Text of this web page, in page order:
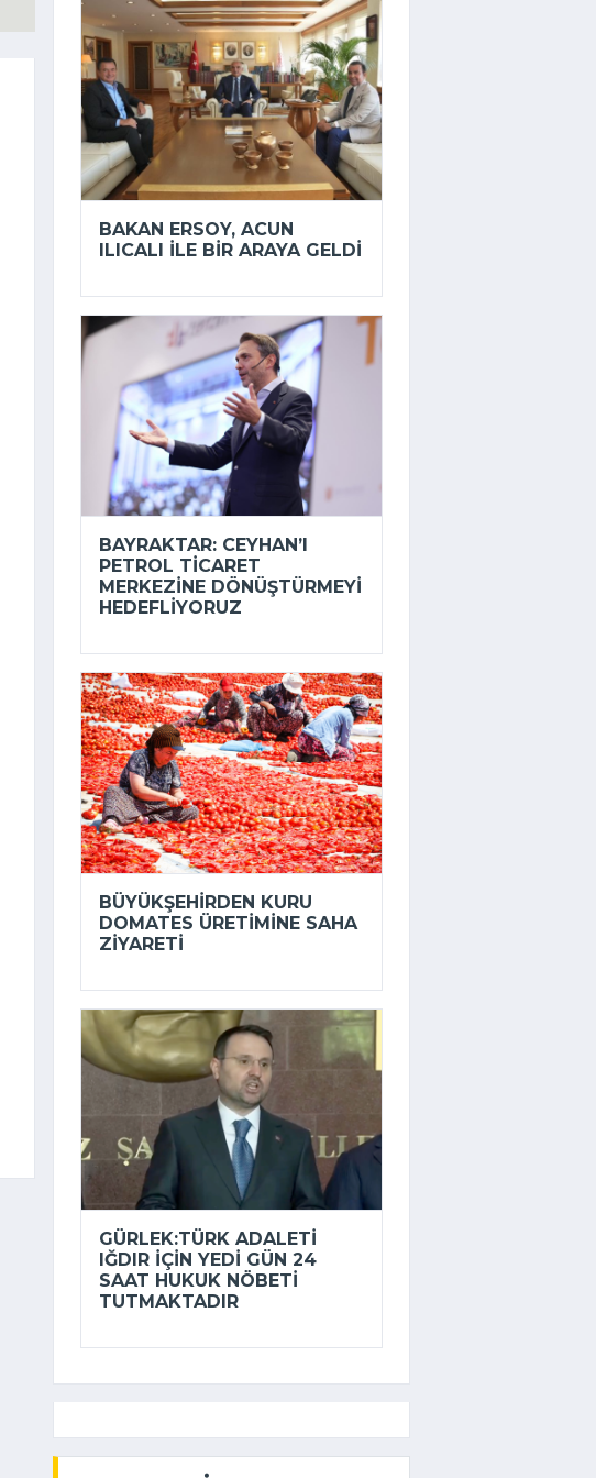
BAKAN ERSOY, ACUN
ILICALI ILE BIR ARAYA GELDI
BAYRAKTAR: CEYHAN’I
PETROL TICARET
MERKEZINE DÖNÜŞTÜRMEYI
HEDEFLIYORUZ
BÜYÜKŞEHIRDEN KURU
DOMATES ÜRETIMINE SAHA
ZIYARETI
GÜRLEK:TÜRK ADALETI
IĞDIR IÇIN YEDI GÜN 24
SAAT HUKUK NÖBETI
TUTMAKTADIR